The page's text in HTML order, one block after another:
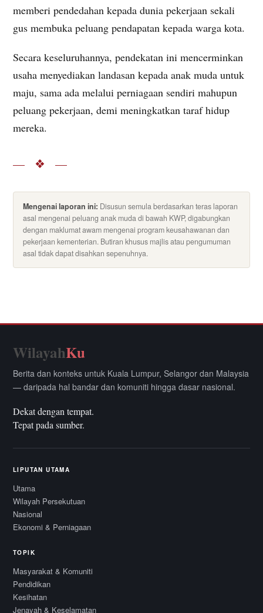
memberi pendedahan kepada dunia pekerjaan sekali
gus membuka peluang pendapatan kepada warga kota.
Secara keseluruhannya, pendekatan ini mencerminkan
usaha menyediakan landasan kepada anak muda untuk
maju, sama ada melalui perniagaan sendiri mahupun
peluang pekerjaan, demi meningkatkan taraf hidup
mereka.
— ❖ —
Mengenai laporan ini: Disusun semula berdasarkan teras laporan
asal mengenai peluang anak muda di bawah KWP, digabungkan
dengan maklumat awam mengenai program keusahawanan dan
pekerjaan kementerian. Butiran khusus majlis atau pengumuman
asal tidak dapat disahkan sepenuhnya.
WilayahKu
Berita dan konteks untuk Kuala Lumpur, Selangor dan Malaysia
— daripada hal bandar dan komuniti hingga dasar nasional.
Dekat dengan tempat.
Tepat pada sumber.
LIPUTAN UTAMA
Utama
Wilayah Persekutuan
Nasional
Ekonomi & Perniagaan
TOPIK
Masyarakat & Komuniti
Pendidikan
Kesihatan
Jenayah & Keselamatan